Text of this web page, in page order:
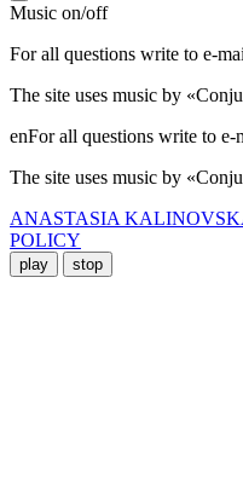
Music on/off
For all questions write to e-
The site uses music by
enFor all questions write to e-
The site uses music by
ANASTASIA
POLICY
play stop